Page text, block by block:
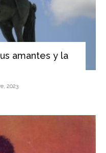
amantes y la
2023